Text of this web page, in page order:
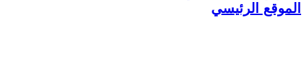
الموقع الرئيسي